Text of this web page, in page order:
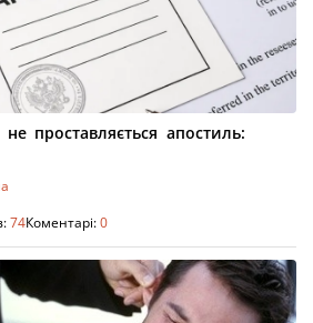
проставляється апостиль:
74Коментарі:0